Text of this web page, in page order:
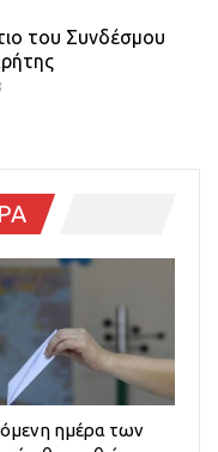
του Συνδέσμου
ημέρα των